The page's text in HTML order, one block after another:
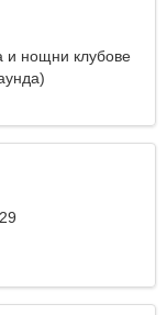
и нощни клубове